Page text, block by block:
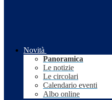
Novità
Panoramica
Le notizie
Le circolari
Calendario eventi
Albo online